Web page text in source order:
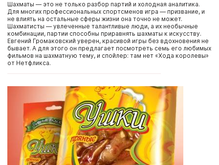
Шахматы — это не только разбор партий и холодная аналитика.
Для многих профессиональных спортсменов игра — призвание, и
не влиять на остальные сферы жизни она точно не может.
Шахматисты — увлеченные талантливые люди, а их необычные
комбинации, партии способны приравнять шахматы к искусству.
Евгений Громаковский уверен, красивой игры без вдохновения не
бывает. А для этого он предлагает посмотреть семь его любимых
фильмов на шахматную тему, и спойлер: там нет «Хода королевы»
от Нетфликса.